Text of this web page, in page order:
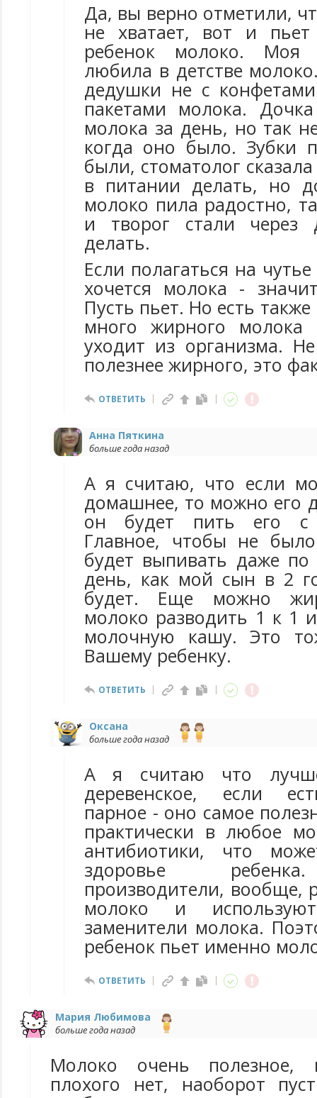
Да, вы верно отметили,
не хватает, вот и пьет
ребенок молоко. Моя
любила в детстве
дедушки не с
пакетами молока.
молока за день, но так
когда оно было. Зубки
были, стоматолог
в питании делать, но
молоко пила радостно,
и творог стали через
делать.
Если полагаться на
хочется молока -
Пусть пьет. Но есть
много жирного
уходит из организма.
полезнее жирного, это
ОТВЕТИТЬ
Анна Пяткина
больше года назад
А я считаю, что если
домашнее, то можно его
он будет пить его с
Главное, чтобы не
будет выпивать даже по
день, как мой сын в 2
будет. Еще можно
молоко разводить 1 к 1
молочную кашу. Это
Вашему ребенку.
ОТВЕТИТЬ
Оксана
больше года назад
А я считаю что
деревенское, если
парное - оно самое
практически в любое
антибиотики, что
здоровье
производители, вообще,
молоко и
заменители молока.
ребенок пьет именно
ОТВЕТИТЬ
Мария Любимова
больше года назад
Молоко очень полезное,
плохого нет, наоборот